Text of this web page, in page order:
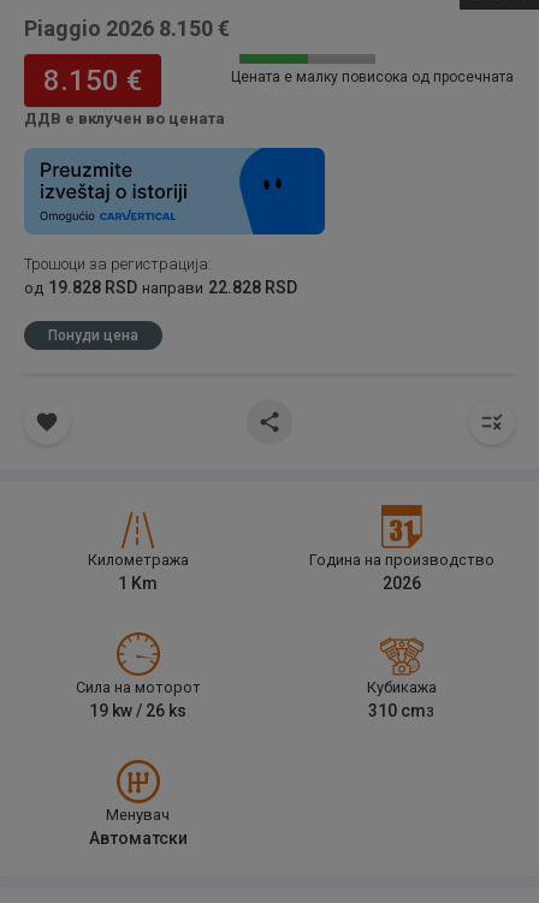
Piaggio 2026 8.150 €
8.150 €
ДДВ е вклучен во цената
Цената е малку повисока од просечната
Трошоци за регистрација:
од 19.828 RSD направи 22.828 RSD
Понуди цена
Километража
1 Km
Година на производство
2026
Сила на моторот
19 kw / 26 ks
Кубикажа
310 cm3
Менувач
Автоматски